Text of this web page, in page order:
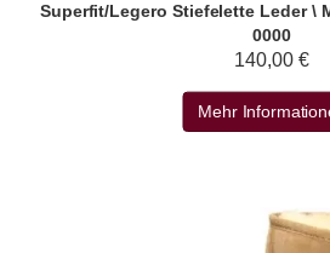
Superfit/Legero Stiefelette Leder \
0000
140,00 €
Mehr